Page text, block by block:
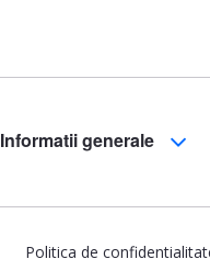
Informatii generale
Politica de